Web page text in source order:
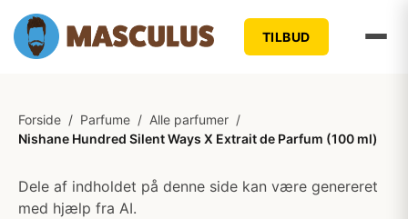
TILBUD
Forside / Parfume / Alle parfumer /
Nishane Hundred Silent Ways X Extrait de Parfum (100 ml)
Dele af indholdet på denne side kan være genereret
med hjælp fra AI.